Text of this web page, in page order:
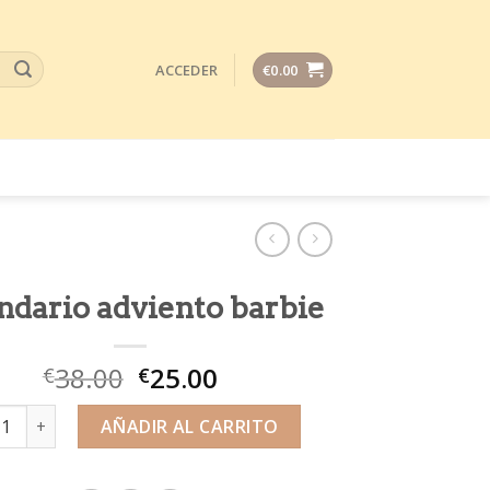
ACCEDER €0.00
adviento barbie
€38.00 €25.00
adviento barbie cantidad
AÑADIR AL CARRITO